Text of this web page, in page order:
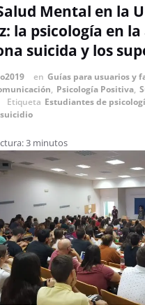
Mental en la
la psicología en
suicida y los
en Guías para usuarios y
, Psicología Positiva,
Etiqueta Estudiantes de
3 minutos